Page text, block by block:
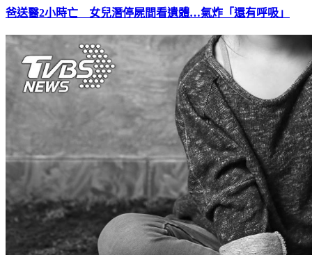
爸送醫2小時亡 女兒潛停屍間看遺體…氣炸「還有呼吸」